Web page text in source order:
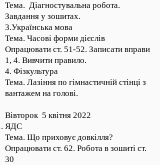
Тема. Діагностувальна робота.
Завдання у зошитах.
3.Українська мова
Тема. Часові форми дієслів
Опрацювати ст. 51-52. Записати вправи
1, 4. Вивчити правило.
4. Фізкультура
Тема. Лазіння по гімнастичній стінці з
вантажем на голові.
Вівторок 5 квітня 2022
ЯДС
Тема. Що приховує довкілля?
Опрацювати ст. 62. Робота в зошиті ст.
30